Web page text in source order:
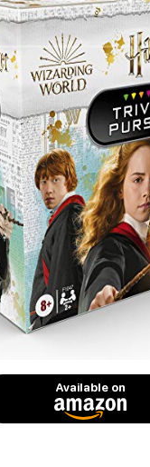
Available on